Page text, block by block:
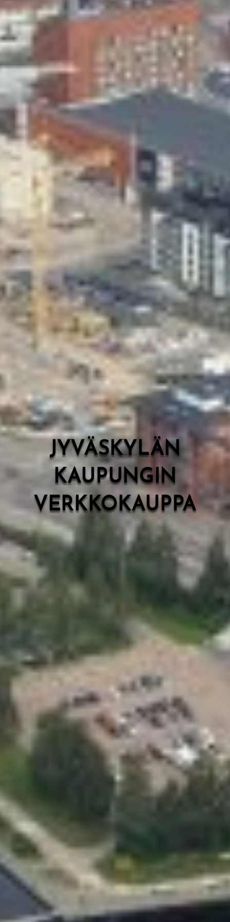
Skeittihalli
Varhaiskasvatus
Ateria- ja välipalamaksut
Mämminiemi
Taideapteekki
Kirjasto
Valon Kaupunki
Lasten Lysti & LystiKylä-festivaali
Ohje
English
JYVÄSKYLÄN
KAUPUNGIN
VERKKOKAUPPA